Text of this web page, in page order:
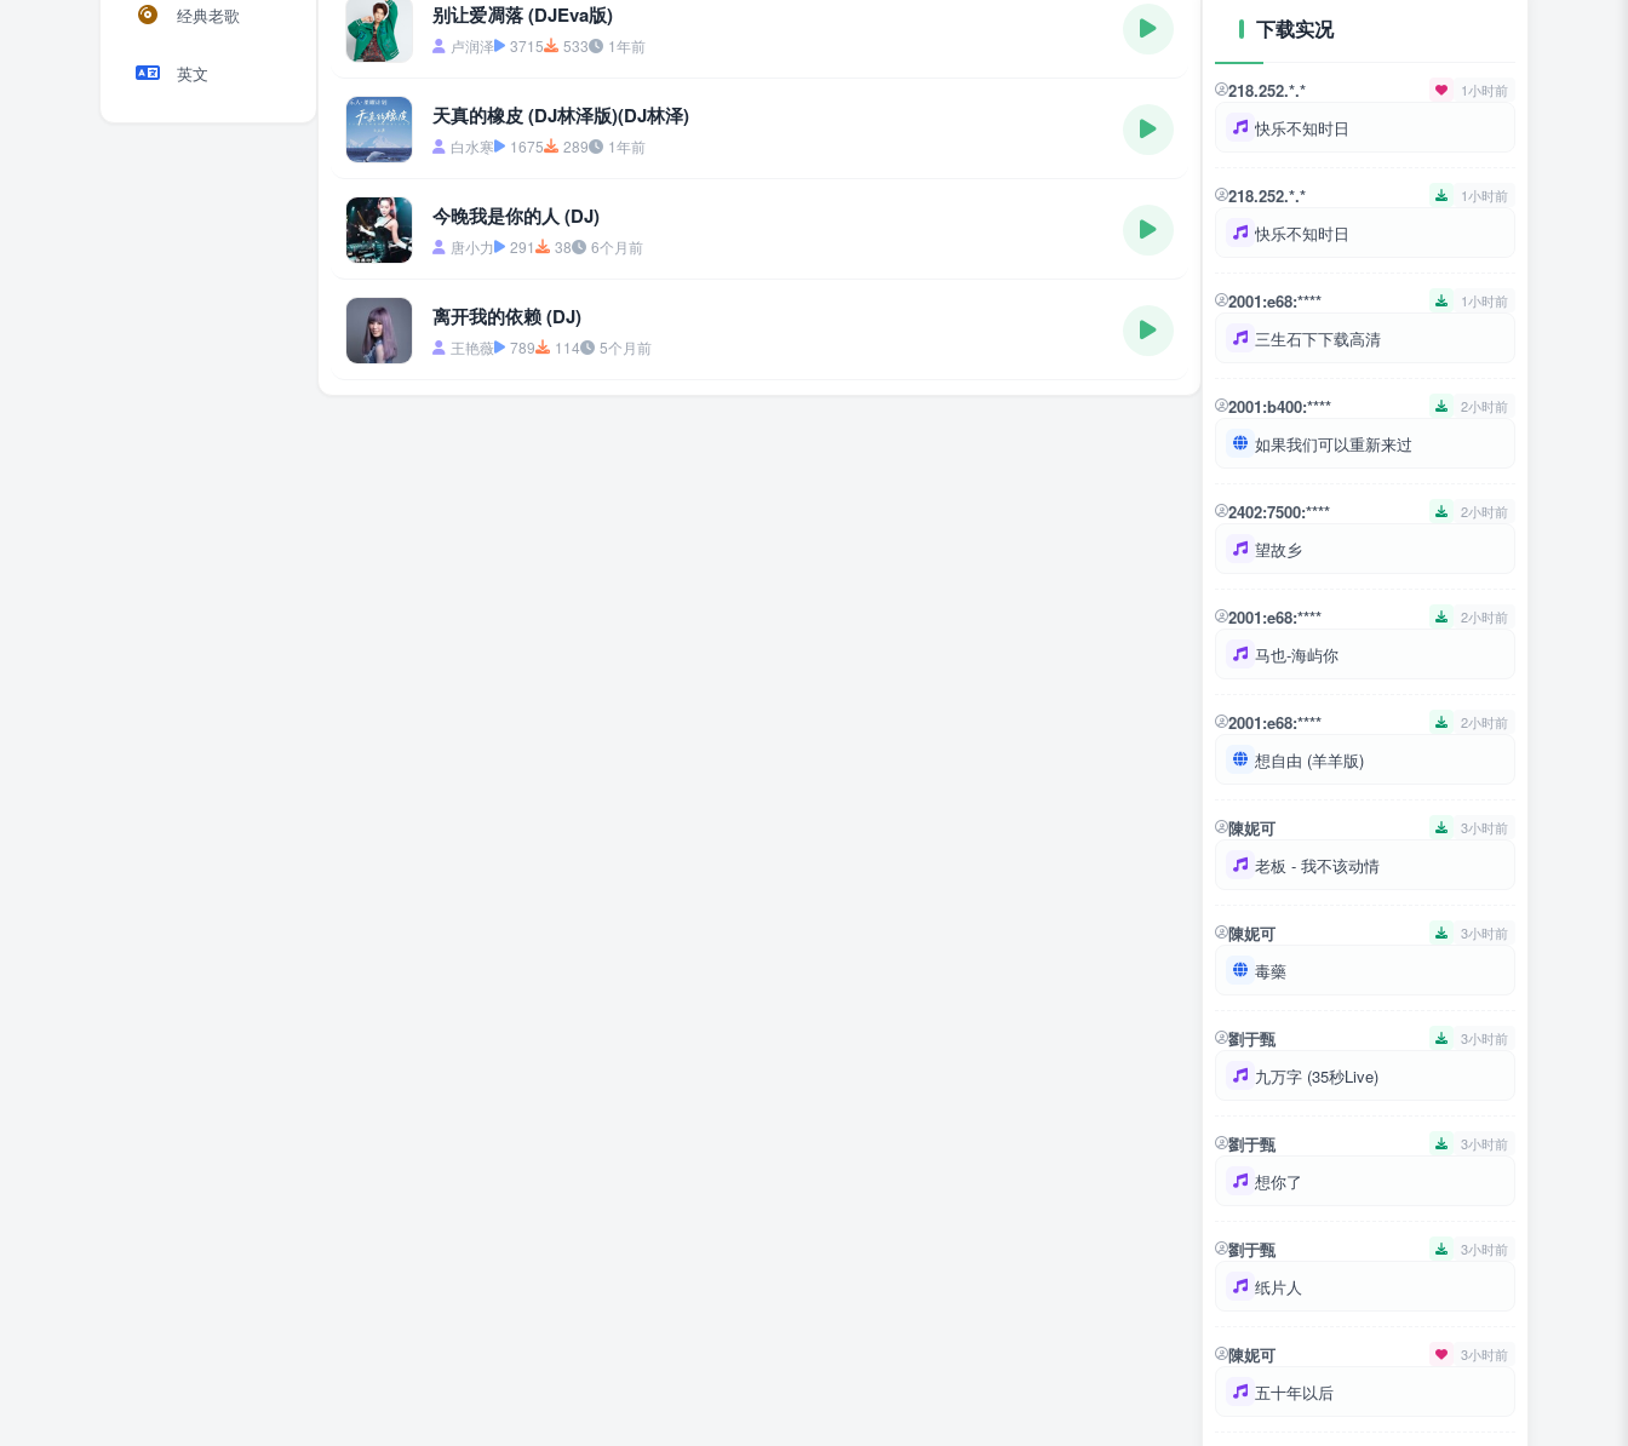
经典老歌
英文
别让爱凋落 (DJEva版)
卢润泽 3715 533 1年前
天真的橡皮 (DJ林泽版)(DJ林泽)
白水寒 1675 289 1年前
今晚我是你的人 (DJ)
唐小力 291 38 6个月前
离开我的依赖 (DJ)
王艳薇 789 114 5个月前
下载实况
218.252.*.* 1小时前
快乐不知时日
218.252.*.* 1小时前
快乐不知时日
2001:e68:**** 1小时前
三生石下下载高清
2001:b400:**** 2小时前
如果我们可以重新来过
2402:7500:**** 2小时前
望故乡
2001:e68:**** 2小时前
马也-海屿你
2001:e68:**** 2小时前
想自由 (羊羊版)
陳妮可 3小时前
老板 - 我不该动情
陳妮可 3小时前
毒藥
劉于甄 3小时前
九万字 (35秒Live)
劉于甄 3小时前
想你了
劉于甄 3小时前
纸片人
陳妮可 3小时前
五十年以后